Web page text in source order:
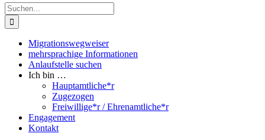
Suche
nach:
Migrationswegweiser
mehrsprachige Informationen
Anlaufstelle suchen
Ich bin …
Hauptamtliche*r
Zugezogen
Freiwillige*r / Ehrenamtliche*r
Engagement
Kontakt